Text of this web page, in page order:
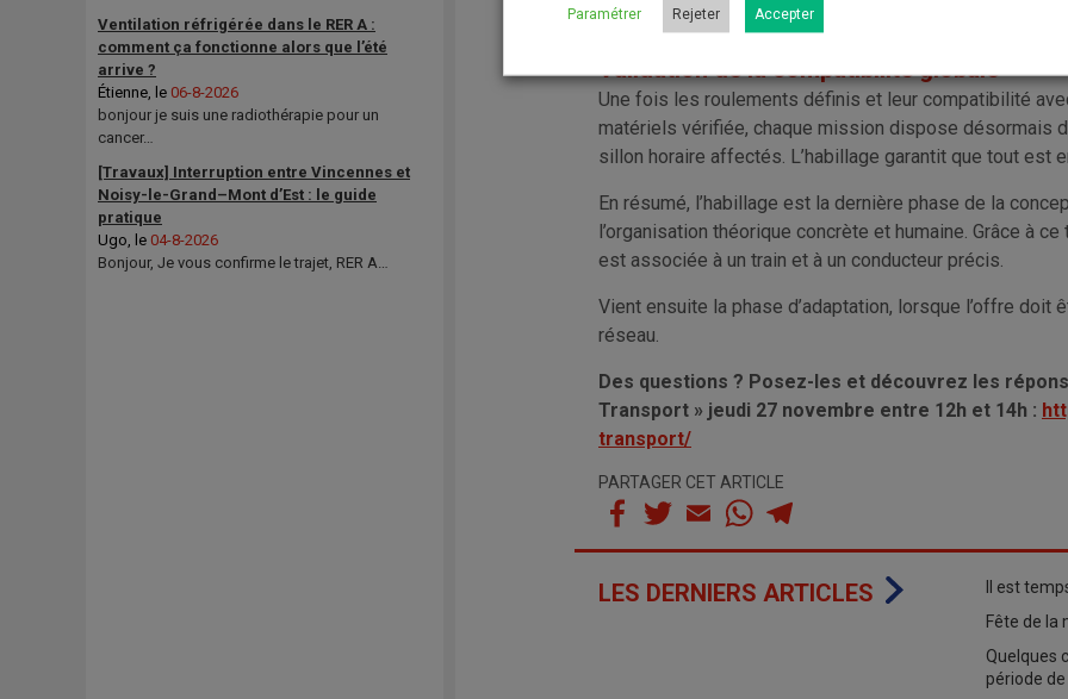
Ventilation réfrigérée dans le RER A :
comment ça fonctionne alors que l’été
arrive ?
Étienne , le 06-8-2026
bonjour je suis une radiothérapie pour un
cancer…
[Travaux] Interruption entre Vincennes et
Noisy-le-Grand–Mont d’Est : le guide
pratique
Ugo , le 04-8-2026
Bonjour, Je vous confirme le trajet, RER A…
Validation de la compatibilité globale
Une fois les roulements définis et leur compatibilité
matériels vérifiée, chaque mission dispose désormais
sillon horaire affectés. L’habillage garantit que tout est
En résumé, l’habillage est la dernière phase de la
l’organisation théorique concrète et humaine. Grâce à
est associée à un train et à un conducteur précis.
Vient ensuite la phase d’adaptation, lorsque l’offre doit
réseau.
Des questions ? Posez-les et découvrez les
Transport » jeudi 27 novembre entre 12h et 14h :
transport/
PARTAGER CET ARTICLE
LES DERNIERS ARTICLES
Il est
Fête de la
Quelques
période
Paramétrer Rejeter Accepter